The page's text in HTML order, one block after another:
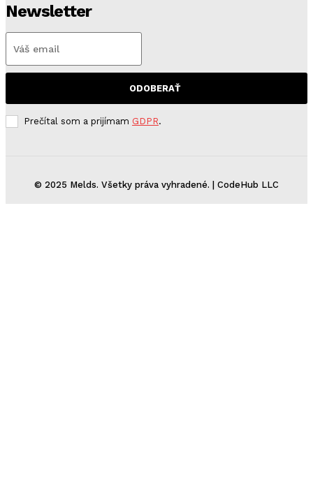
Newsletter
ODOBERAŤ
Prečítal som a prijímam GDPR.
© 2025 Melds. Všetky práva vyhradené. | CodeHub LLC